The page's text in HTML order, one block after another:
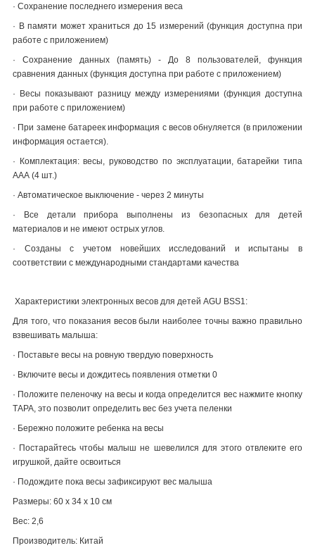
· Сохранение последнего измерения веса
· В памяти может храниться до 15 измерений (функция доступна при
работе с приложением)
· Сохранение данных (память) - До 8 пользователей, функция
сравнения данных (функция доступна при работе с приложением)
· Весы показывают разницу между измерениями (функция доступна
при работе с приложением)
· При замене батареек информация с весов обнуляется (в приложении
информация остается).
· Комплектация: весы, руководство по эксплуатации, батарейки типа
ААА (4 шт.)
· Автоматическое выключение - через 2 минуты
· Все детали прибора выполнены из безопасных для детей
материалов и не имеют острых углов.
· Созданы с учетом новейших исследований и испытаны в
соответствии с международными стандартами качества
Характеристики электронных весов для детей AGU BSS1 :
Для того, что показания весов были наиболее точны важно правильно
взвешивать малыша:
· Поставьте весы на ровную твердую поверхность
· Включите весы и дождитесь появления отметки 0
· Положите пеленочку на весы и когда определится вес нажмите кнопку
ТАРА, это позволит определить вес без учета пеленки
· Бережно положите ребенка на весы
· Постарайтесь чтобы малыш не шевелился для этого отвлеките его
игрушкой, дайте освоиться
· Подождите пока весы зафиксируют вес малыша
Размеры: 60 х 34 х 10 см
Вес: 2,6
Производитель: Китай